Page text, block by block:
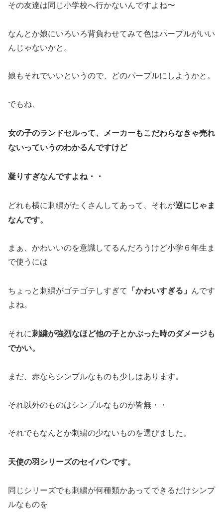
その友達は同じ小学校へ行かないんですよね〜
なんとか娘にいろいろ背負わせてみて色はパープルがいい
んじゃないかと。
娘もそれでいいというので、どのパープルにしようかと。
でもね、
女の子のランドセルって、メーカーもこだわらなきゃ売れ
ないっていうのわかるんですけど
凝りすぎなんですよね・・
どれも横に刺繍がたくさんしてあって、それが逆にじゃま
なんです。
まぁ、かわいいのを意識してるんだろうけど小学６年生ま
で使うには
ちょっと刺繍がゴテゴテしすぎて 「かわいすぎる」
んです
よね。
それに刺繍が強烈なほど他の子とかぶった時のダメージも
でかい。
まだ、赤ならシンプルなものも少しはあります。
それ以外のものはシンプルなものが皆無・・
それでもなんとか刺繍の少ないものを選びました。
天使の羽シリーズのセイバンです。
同じシリーズでも刺繍が何種類かあってできるだけシンプ
ルなものを